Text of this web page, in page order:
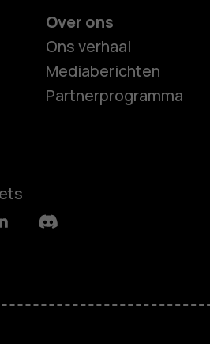
Over ons
Ons verhaal
Mediaberichten
Partnerprogramma
Discord